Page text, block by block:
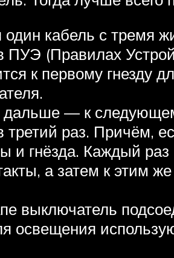
один кабель с тремя
ПУЭ (Правилах
к первому гнезду
дальше — к
третий раз. Причём,
и гнёзда. Каждый
а затем к этим
выключатель
освещения